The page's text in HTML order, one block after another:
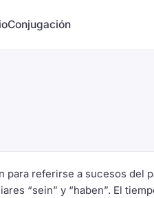
Conjugación
referirse a sucesos del
“sein” y “haben”. El